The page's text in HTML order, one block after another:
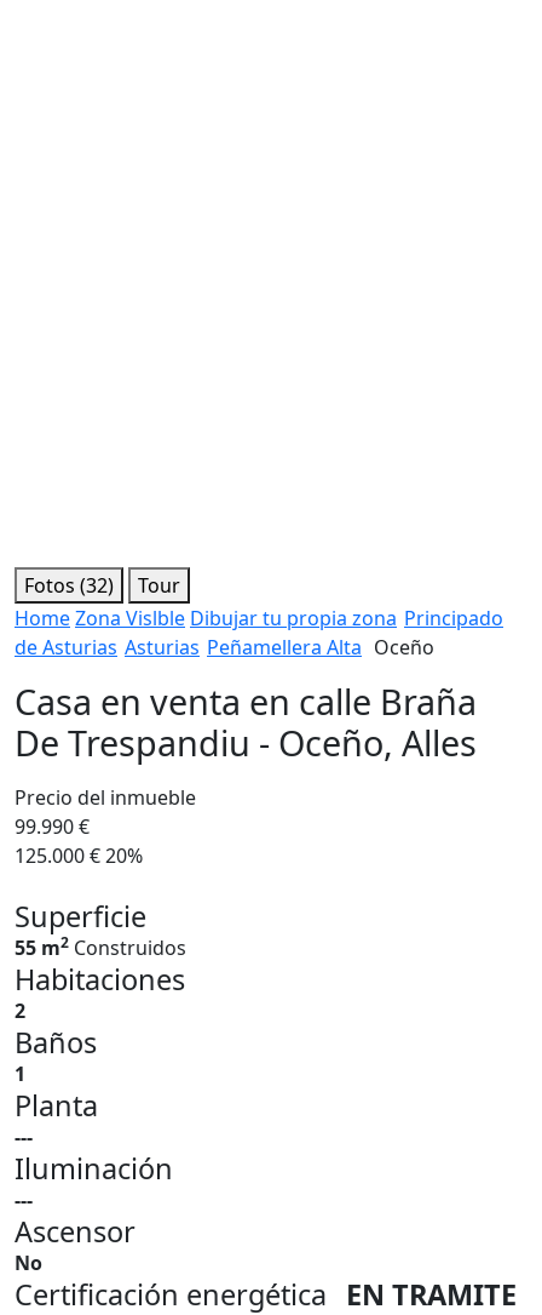
Fotos (32)
Tour
HomeZona Vislble Dibujar tu propia zona Principado
de Asturias Asturias Peñamellera Alta Oceño
Casa en venta en calle Braña
De Trespandiu - Oceño, Alles
Precio del inmueble
99.990 €
125.000 €20%
Superficie
55 m2 Construidos
Habitaciones
2
Baños
1
Planta
---
Iluminación
---
Ascensor
No
Certificación energética EN TRAMITE